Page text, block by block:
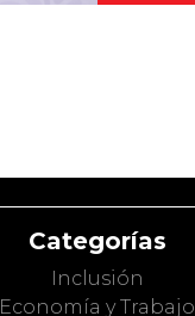
Categorías
Inclusión
Economía y Trabajo